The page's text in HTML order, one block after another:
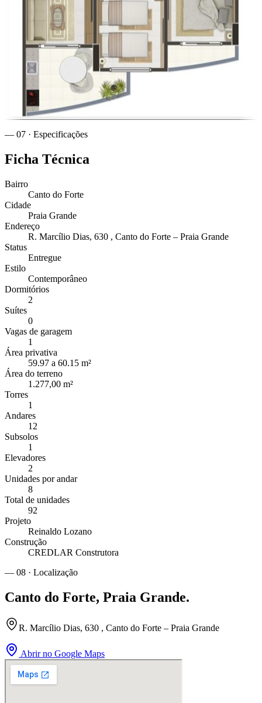
— 07 · Especificações
Ficha Técnica
Bairro
Canto do Forte
Cidade
Praia Grande
Endereço
R. Marcílio Dias, 630 , Canto do Forte – Praia Grande
Status
Entregue
Estilo
Contemporâneo
Dormitórios
2
Suítes
0
Vagas de garagem
1
Área privativa
59.97 a 60.15 m²
Área do terreno
1.277,00 m²
Torres
1
Andares
12
Subsolos
1
Elevadores
2
Unidades por andar
8
Total de unidades
92
Projeto
Reinaldo Lozano
Construção
CREDLAR Construtora
— 08 · Localização
Canto do Forte, Praia Grande.
R. Marcílio Dias, 630 , Canto do Forte – Praia Grande
Abrir no Google Maps